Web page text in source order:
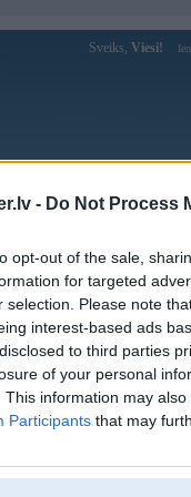
- Do Not Process
opt-out of the sale,
for targeted
selection. Please note
interest-based ads
to third parties
of your personal
This information may
Participants that may
Sveiks, Viesi!
Forums Galerijas
Lietotājvārds:
Pilsēta:
Braucu ar:
Ziņojumi forumā: